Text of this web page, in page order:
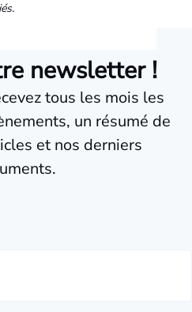
newsletter !
tous les mois les
un résumé de
et nos derniers